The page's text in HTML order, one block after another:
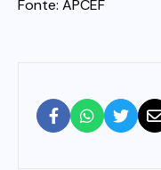
Fonte: APCEF